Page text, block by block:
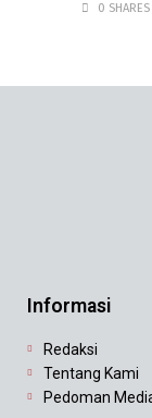
0 SHARES
Informasi
Redaksi
Tentang Kami
Pedoman